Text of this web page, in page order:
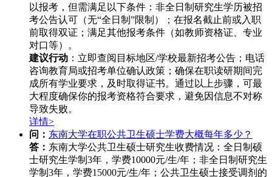
以报考，但需满足以下条件：非全日制研究生学历被招
考公告认可（无“全日制”限制）；在报名截止前或入职
前取得双证；满足其他报考条件（如教师资格证、专业
对口等）。
建议行动 ：立即查阅目标地区/学校最新招考公告；电话
咨询教育局或招考单位确认政策；确保在职读研期间完
成所有学业要求，及时取得证书。通过以上步骤，可最
大程度确保你的报考资格符合要求，避免因信息不对称
导致失败。
详情>
问： 东南大学在职公共卫生硕士学费大概每年多少？
答： 东南大学公共卫生硕士研究生收费情况：全日制硕
士研究生学制3年，学费10000元/生/年；非全日制研究生
学制3年，学费15000元/生/年；公共卫生硕士接受调剂的